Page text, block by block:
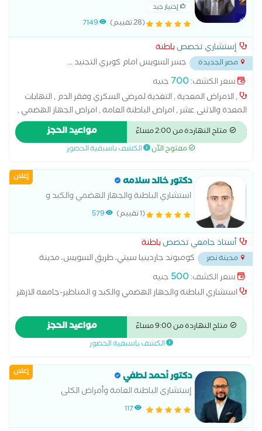
إختيار جيد
(28 تقييم) 7149
إستشاري تخصصباطنة
مصر الجديدة جسر السويس امام كوبري التجنيد...
سعر الكشف:700 جنيه
, الامراض المعدية , التغذية لمرضى السكري وفقر الدم , التهابات
المعدة والاثنى عشر , امراض الباطنة العامة , امراض الجهاز الهضمي ,
امراض ضغط الدم , تشخيص وعلاج حالات ارتجاع المريء , سونار على
البطن والحوض , علاج الكوليسترول ,
متاح النهاردة من 2:00 مساءً مواعيد الحجز
مفتوح الآن الكشف باسبقية الحضور
إعلان دكتور خالد سلامه
استشاري الباطنة والجهاز الهضمي والكبد و
المناظير-جامعه الازهر
(1 تقييم) 579
أستاذ جامعي تخصصباطنة
مدينة نصر
كومبوند جاردينيا سيتي، طريق السويس، مدينة
نصر...سعر الكشف:500 جنيه
استشاري الباطنة والجهاز الهضمي والكبد و المناظير-جامعه الازهر
متاح النهاردة من 9:00 مساءً مواعيد الحجز
الكشف باسبقية الحضور
إعلان دكتور أحمد لطفي
إستشاري الباطنة العامة وأمراض الكلى
117